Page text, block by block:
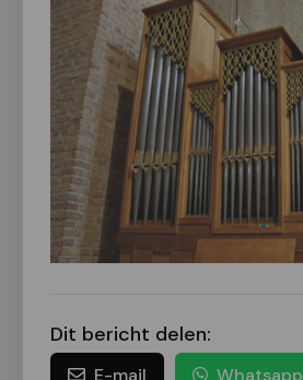
Dit bericht delen:
E-mail Whatsapp